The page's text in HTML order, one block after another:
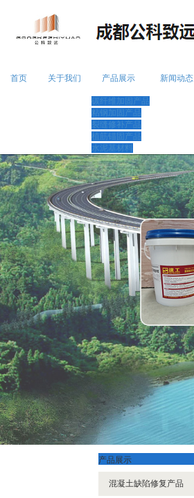
首页 关于我们 产品展示
碳纤维加固产品
粘钢加固产品
裂缝修补产品
植筋锚固产品
水泥基材料
新闻动态
产品展示
混凝土缺陷修复产品